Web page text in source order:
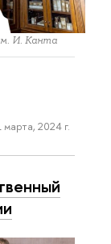
И. Канта
марта, 2024 г.